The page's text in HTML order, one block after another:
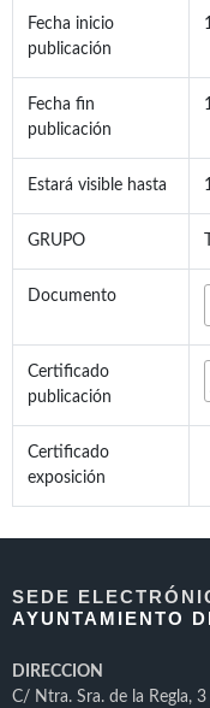
Fecha inicio
publicación
Fecha fin
publicación
Estará visible hasta
GRUPO
Documento
Certificado
publicación
Certificado
exposición
SEDE
AYUNTAMIENTO
DIRECCION
C/ Ntra. Sra. de la Regla, 3